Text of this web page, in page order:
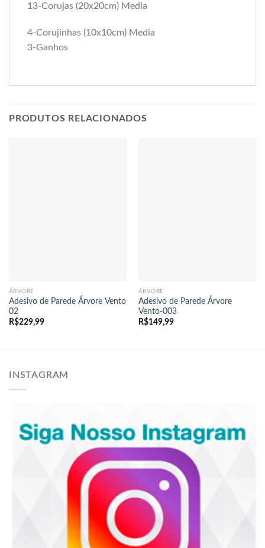
13-Corujas (20x20cm) Media
4-Corujinhas (10x10cm) Media
3-Ganhos
PRODUTOS RELACIONADOS
ÁRVORE
Adesivo de Parede Árvore Vento
02
R$229,99
ÁRVORE
Adesivo de Parede Árvore
Vento-003
R$149,99
INSTAGRAM